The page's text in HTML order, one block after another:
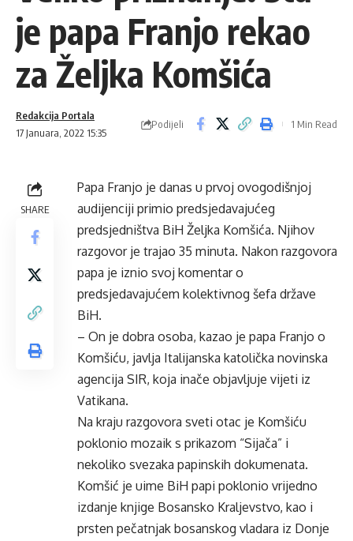
je papa Franjo rekao
za Željka Komšića
17 Januara, 2022 15:35
Redakcija Portala
Podijeli 1 Min Read
SHARE
Papa Franjo je danas u prvoj ovogodišnjoj
audijenciji primio predsjedavajućeg
predsjedništva BiH Željka Komšića. Njihov
razgovor je trajao 35 minuta. Nakon razgovora
papa je iznio svoj komentar o
predsjedavajućem kolektivnog šefa države
BiH.
– On je dobra osoba, kazao je papa Franjo o
Komšiću, javlja Italijanska katolička novinska
agencija SIR, koja inače objavljuje vijeti iz
Vatikana.
Na kraju razgovora sveti otac je Komšiću
poklonio mozaik s prikazom “Sijača” i
nekoliko svezaka papinskih dokumenata.
Komšić je uime BiH papi poklonio vrijedno
izdanje knjige Bosansko Kraljevstvo, kao i
prsten pečatnjak bosanskog vladara iz Donje